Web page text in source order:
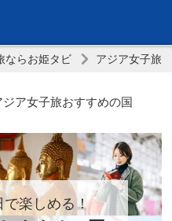
ならお姫タビ アジア女子旅
ア女子旅おすすめの国
で楽しめる！